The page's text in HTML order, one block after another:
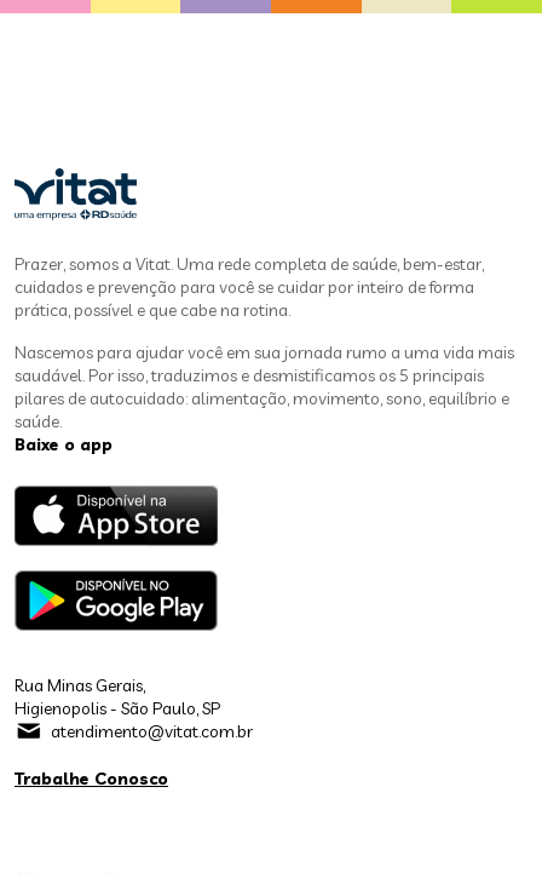
Prazer, somos a Vitat. Uma rede completa de saúde, bem-estar,
cuidados e prevenção para você se cuidar por inteiro de forma
prática, possível e que cabe na rotina.
Nascemos para ajudar você em sua jornada rumo a uma vida mais
saudável. Por isso, traduzimos e desmistificamos os 5 principais
pilares de autocuidado: alimentação, movimento, sono, equilíbrio e
saúde.
Baixe o app
Rua Minas Gerais,
Higienopolis - São Paulo, SP
atendimento@vitat.com.br
Trabalhe Conosco